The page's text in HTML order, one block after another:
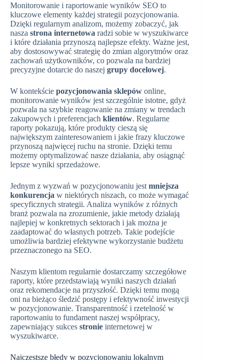
Monitorowanie i raportowanie wyników SEO to
kluczowe elementy każdej strategii pozycjonowania.
Dzięki regularnym analizom, możemy zobaczyć, jak
nasza strona internetowa radzi sobie w wyszukiwarce
i które działania przynoszą najlepsze efekty. Ważne jest,
aby dostosowywać strategię do zmian algorytmów oraz
zachowań użytkowników, co pozwala na bardziej
precyzyjne dotarcie do naszej grupy docelowej.
W kontekście pozycjonowania sklepów online,
monitorowanie wyników jest szczególnie istotne, gdyż
pozwala na szybkie reagowanie na zmiany w trendach
zakupowych i preferencjach klientów. Regularne
raporty pokazują, które produkty cieszą się
największym zainteresowaniem i jakie frazy kluczowe
przynoszą najwięcej ruchu na stronie. Dzięki temu
możemy optymalizować nasze działania, aby osiągnąć
lepsze wyniki sprzedażowe.
Jednym z wyzwań w pozycjonowaniu jest mniejsza
konkurencja w niektórych niszach, co może wymagać
specyficznych strategii. Analiza wyników z różnych
branż pozwala na zrozumienie, jakie metody działają
najlepiej w konkretnych sektorach i jak można je
zaadaptować do własnych potrzeb. Takie podejście
umożliwia bardziej efektywne wykorzystanie budżetu
przeznaczonego na SEO.
Naszym klientom regularnie dostarczamy szczegółowe
raporty, które przedstawiają wyniki naszych działań
oraz rekomendacje na przyszłość. Dzięki temu mogą
oni na bieżąco śledzić postępy i efektywność inwestycji
w pozycjonowanie. Transparentność i rzetelność w
raportowaniu to fundament naszej współpracy,
zapewniający sukces stronie internetowej w
wyszukiwarce.
Najczęstsze błędy w pozycjonowaniu lokalnym